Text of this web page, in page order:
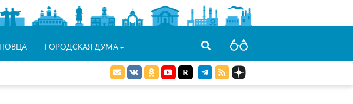
ГОРОДСКАЯ ДУМА